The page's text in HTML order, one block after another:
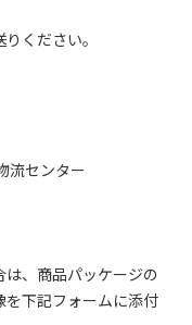
ください。
流センター
、商品パッケージの
下記フォームに添付